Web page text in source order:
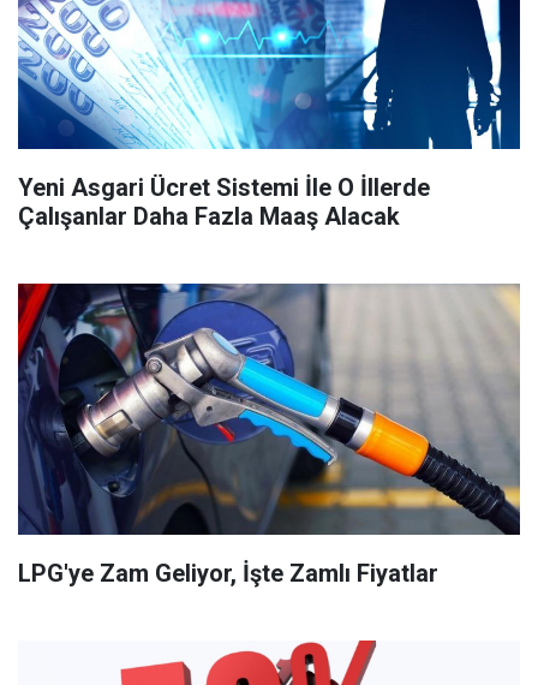
Yeni Asgari Ücret Sistemi İle O İllerde
Çalışanlar Daha Fazla Maaş Alacak
LPG'ye Zam Geliyor, İşte Zamlı Fiyatlar